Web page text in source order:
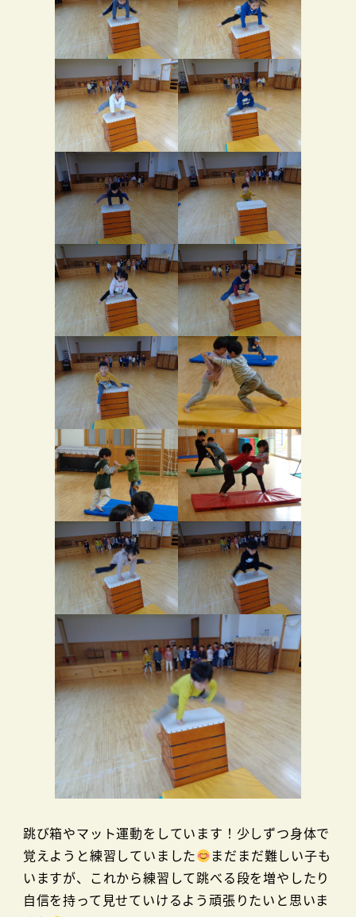
跳び箱やマット運動をしています！少しずつ身体で
覚えようと練習していました
まだまだ難しい子も
いますが、これから練習して跳べる段を増やしたり
自信を持って見せていけるよう頑張りたいと思いま